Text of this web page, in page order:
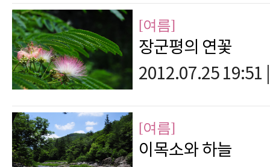
[여름]
장군평의 연꽃
2012.07.25 19:51
[여름]
이목소와 하늘